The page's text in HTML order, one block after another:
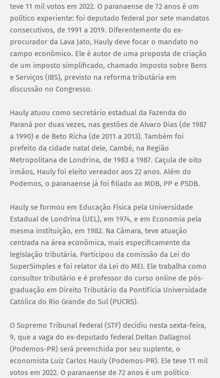
teve 11 mil votos em 2022. O paranaense de 72 anos é um
político experiente: foi deputado federal por sete mandatos
consecutivos, de 1991 a 2019. Diferentemente do ex-
procurador da Lava Jato, Hauly deve focar o mandato no
campo econômico. Ele é autor de uma proposta de criação
de um imposto simplificado, chamado Imposto sobre Bens
e Serviços (IBS), previsto na reforma tributária em
discussão no Congresso.
Hauly atuou como secretário estadual da Fazenda do
Paraná por duas vezes, nas gestões de Alvaro Dias (de 1987
a 1990) e de Beto Richa (de 2011 a 2013). Também foi
prefeito da cidade natal dele, Cambé, na Região
Metropolitana de Londrina, de 1983 a 1987. Caçula de oito
irmãos, Hauly foi eleito vereador aos 22 anos. Além do
Podemos, o paranaense já foi filiado ao MDB, PP e PSDB.
Hauly se formou em Educação Física pela Universidade
Estadual de Londrina (UEL), em 1974, e em Economia pela
mesma instituição, em 1982. Na Câmara, teve atuação
centrada na área econômica, mais especificamente da
legislação tributária. Participou da comissão da Lei do
SuperSimples e foi relator da Lei do MEI. Ele trabalha como
consultor tributário e é professor do curso online de pós-
graduação em Direito Tributário da Pontifícia Universidade
Católica do Rio Grande do Sul (PUCRS).
O Supremo Tribunal Federal (STF) decidiu nesta sexta-feira,
9, que a vaga do ex-deputado federal Deltan Dallagnol
(Podemos-PR) será preenchida por seu suplente, o
economista Luiz Carlos Hauly (Podemos-PR). Ele teve 11 mil
votos em 2022. O paranaense de 72 anos é um político